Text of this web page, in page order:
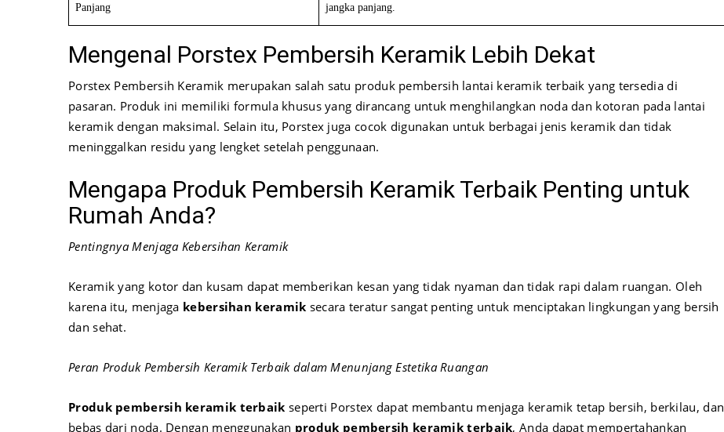
Panjang
jangka panjang.
Mengenal Porstex Pembersih Keramik Lebih Dekat
Porstex Pembersih Keramik merupakan salah satu produk pembersih lantai keramik terbaik yang tersedia di
pasaran. Produk ini memiliki formula khusus yang dirancang untuk menghilangkan noda dan kotoran pada lantai
keramik dengan maksimal. Selain itu, Porstex juga cocok digunakan untuk berbagai jenis keramik dan tidak
meninggalkan residu yang lengket setelah penggunaan.
Mengapa Produk Pembersih Keramik Terbaik Penting untuk
Rumah Anda?
Pentingnya Menjaga Kebersihan Keramik
Keramik yang kotor dan kusam dapat memberikan kesan yang tidak nyaman dan tidak rapi dalam ruangan. Oleh
karena itu, menjaga kebersihan keramik secara teratur sangat penting untuk menciptakan lingkungan yang bersih
dan sehat.
Peran Produk Pembersih Keramik Terbaik dalam Menunjang Estetika Ruangan
Produk pembersih keramik terbaik seperti Porstex dapat membantu menjaga keramik tetap bersih, berkilau, dan
bebas dari noda. Dengan menggunakan produk pembersih keramik terbaik, Anda dapat mempertahankan